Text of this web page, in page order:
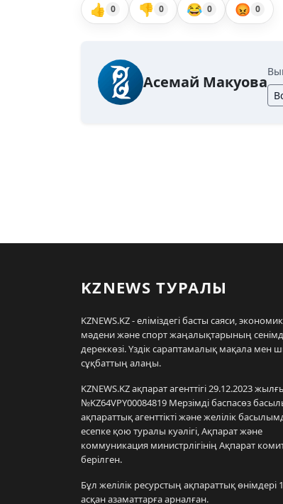
👍 0 👎 0 😂 0 😡 0
Асемай Макуова
KZNEWS ТУРАЛЫ
KZNEWS.KZ - еліміздегі басты саяси,
мәдени және спорт жаңалықтарының
дереккөзі. Үздік сараптамалық мақала мен
сұқбаттың алаңы.
KZNEWS.KZ ақпарат агенттігі 29.12.2023
№KZ64VPY00084819 Мерзімді баспасөз
ақпараттық агенттікті және желілік
есепке қою туралы куәлігі, Ақпарат және
коммуникация министрлігінің Ақпарат
берілген.
Бұл желілік ресурстың ақпараттық өнімдері
асқан азаматтарға арналған.